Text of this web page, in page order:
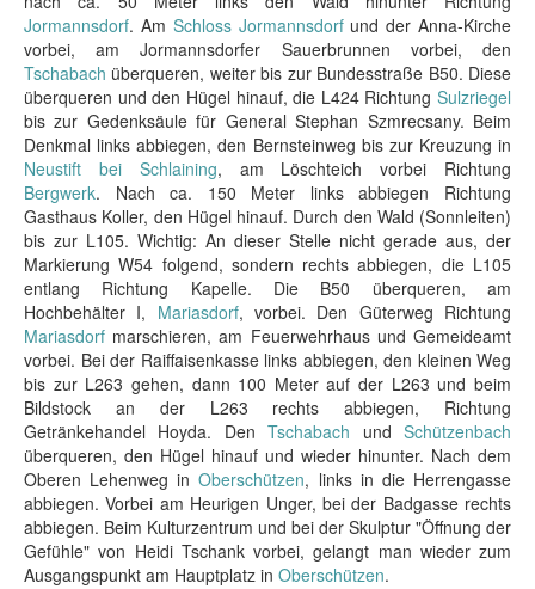
Jormannsdorf. Am Schloss Jormannsdorfund der Anna-Kirche
vorbei, am Jormannsdorfer Sauerbrunnen vorbei, den
Tschabach überqueren, weiter bis zur Bundesstraße B50. Diese
überqueren und den Hügel hinauf, die L424 Richtung Sulzriegel
bis zur Gedenksäule für General Stephan Szmrecsany. Beim
Denkmal links abbiegen, den Bernsteinweg bis zur Kreuzung in
Neustift bei Schlaining, am Löschteich vorbei Richtung
Bergwerk. Nach ca. 150 Meter links abbiegen Richtung
Gasthaus Koller, den Hügel hinauf. Durch den Wald (Sonnleiten)
bis zur L105. Wichtig: An dieser Stelle nicht gerade aus, der
Markierung W54 folgend, sondern rechts abbiegen, die L105
entlang Richtung Kapelle. Die B50 überqueren, am
Hochbehälter I, Mariasdorf, vorbei. Den Güterweg Richtung
Mariasdorf marschieren, am Feuerwehrhaus und Gemeideamt
vorbei. Bei der Raiffaisenkasse links abbiegen, den kleinen Weg
bis zur L263 gehen, dann 100 Meter auf der L263 und beim
Bildstock an der L263 rechts abbiegen, Richtung
Getränkehandel Hoyda. DenTschabach undSchützenbach
überqueren, den Hügel hinauf und wieder hinunter. Nach dem
Oberen Lehenweg inOberschützen, links in die Herrengasse
abbiegen. Vorbei am Heurigen Unger, bei der Badgasse rechts
abbiegen. Beim Kulturzentrum und bei der Skulptur "Öffnung der
Gefühle" von Heidi Tschank vorbei, gelangt man wieder zum
Ausgangspunkt am Hauptplatz in Oberschützen.